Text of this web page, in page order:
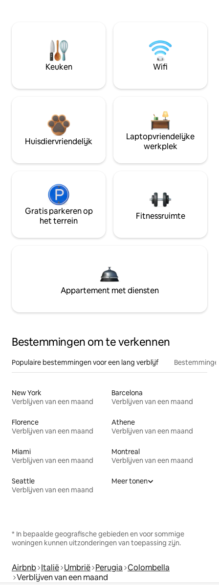
Keuken Wifi
Huisdiervriendelijk
Laptopvriendelijke
werkplek
Gratis parkeren op
het terrein
Fitnessruimte
Appartement met diensten
Bestemmingen om te verkennen
Populaire bestemmingen voor een lang verblijf
New York
Verblijven van een maand
Barcelona
Verblijven van een maand
Florence
Verblijven van een maand
Athene
Verblijven van een maand
Miami
Verblijven van een maand
Montreal
Verblijven van een maand
Seattle
Verblijven van een maand
Meer tonen
* In bepaalde geografische gebieden en voor sommige
woningen kunnen uitzonderingen van toepassing zijn.
Airbnb Italië Umbrië Perugia Colombella
Verblijven van een maand